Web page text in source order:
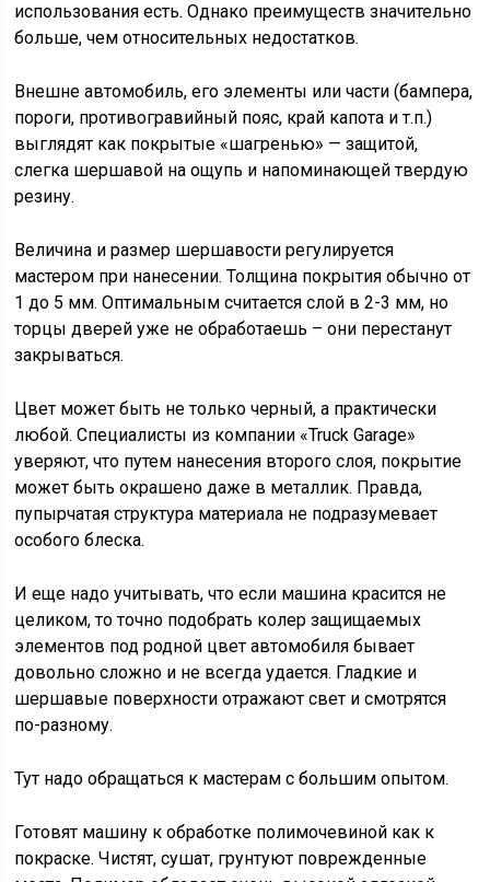
использования есть. Однако преимуществ значительно
больше, чем относительных недостатков.
Внешне автомобиль, его элементы или части (бампера,
пороги, противогравийный пояс, край капота и т.п.)
выглядят как покрытые «шагренью» — защитой,
слегка шершавой на ощупь и напоминающей твердую
резину.
Величина и размер шершавости регулируется
мастером при нанесении. Толщина покрытия обычно от
1 до 5 мм. Оптимальным считается слой в 2-3 мм, но
торцы дверей уже не обработаешь – они перестанут
закрываться.
Цвет может быть не только черный, а практически
любой. Специалисты из компании «Truck Garage»
уверяют, что путем нанесения второго слоя, покрытие
может быть окрашено даже в металлик. Правда,
пупырчатая структура материала не подразумевает
особого блеска.
И еще надо учитывать, что если машина красится не
целиком, то точно подобрать колер защищаемых
элементов под родной цвет автомобиля бывает
довольно сложно и не всегда удается. Гладкие и
шершавые поверхности отражают свет и смотрятся
по-разному.
Тут надо обращаться к мастерам с большим опытом.
Готовят машину к обработке полимочевиной как к
покраске. Чистят, сушат, грунтуют поврежденные